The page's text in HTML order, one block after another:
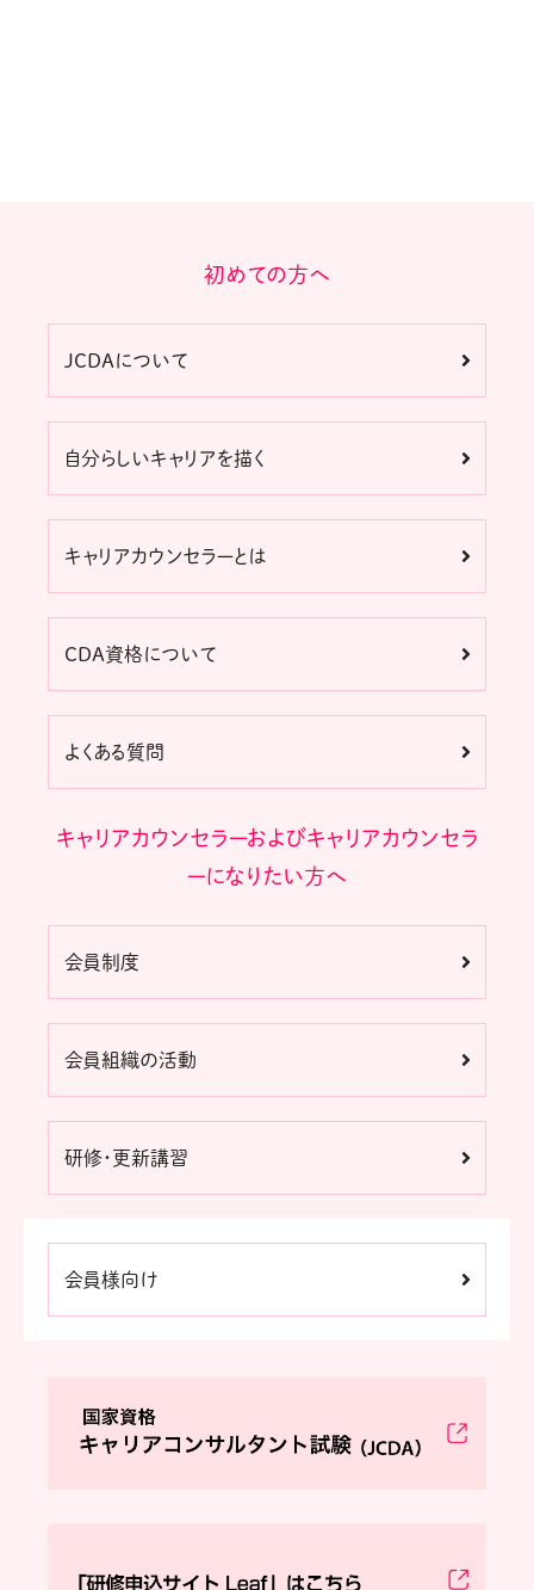
初めての方へ
JCDAについて
自分らしいキャリアを描く
キャリアカウンセラーとは
CDA資格について
よくある質問
キャリアカウンセラーおよびキャリアカウンセラ
ーになりたい方へ
会員制度
会員組織の活動
研修・更新講習
会員様向け